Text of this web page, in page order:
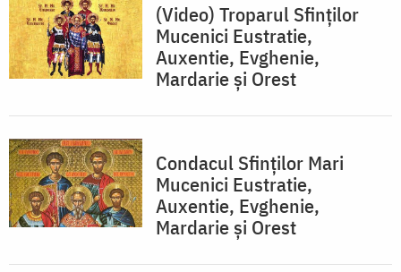
(Video) Troparul Sfinților
Mucenici Eustratie,
Auxentie, Evghenie,
Mardarie și Orest
Condacul Sfinţilor Mari
Mucenici Eustratie,
Auxentie, Evghenie,
Mardarie şi Orest